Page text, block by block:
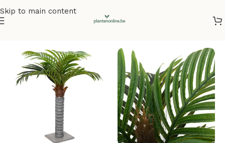
Skip to main content